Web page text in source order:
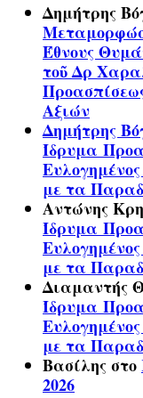
Δημήτρης
Έθνους
τοῦ Δρ
Αξιών
Δημήτρης
Ίδρυμα
με τα
Αντώνης
Ίδρυμα
με τα
Διαμαντής
Ίδρυμα
με τα
Βασίληςστο
2026